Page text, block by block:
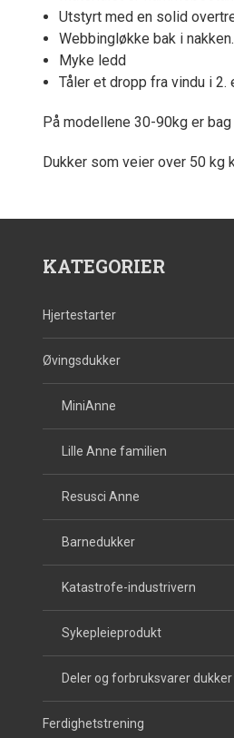
Utstyrt med en solid
Webbingløkke bak i
Myke ledd
Tåler et dropp fra vindu i 2.
På modellene 30-90kg er
Dukker som veier over 50 kg
KATEGORIER
Hjertestarter
Øvingsdukker
MiniAnne
Lille Anne familien
Resusci Anne
Barnedukker
Katastrofe-industrivern
Sykepleieprodukt
Deler og forbruksvarer dukker
Ferdighetstrening